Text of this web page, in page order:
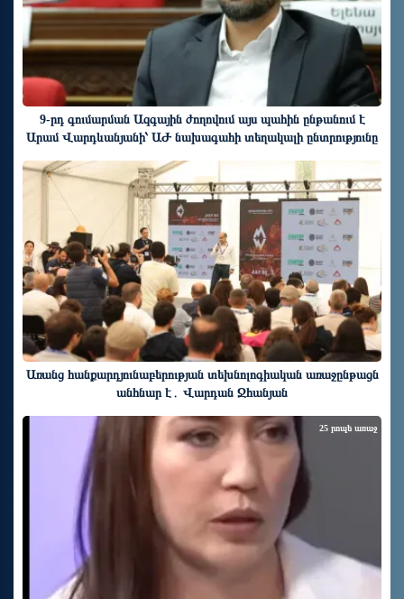
9-րդ գումարման Ազգային ժողովում այս պահին ընթանում է
Արամ Վարդևանյանի՝ ԱԺ նախագահի տեղակալի ընտրությունը
Առանց հանքարդյունաբերության տեխնոլոգիական առաջընթացն
անհնար է․ Վարդան Ջհանյան
25 րոպե առաջ